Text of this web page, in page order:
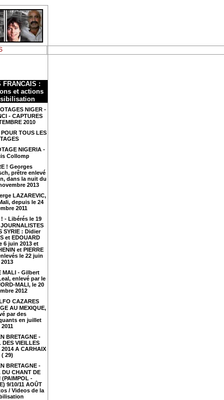
FRANCAIS :
et actions
NIGER -
- CAPTURES
2010
TOUS LES
NIGERIA -
Collomp
! Georges
prêtre enlevé
dans la nuit du
2013
LAZAREVIC,
depuis le 24
2011
! - Libérés le 19
SYRIE : Didier
et EDOUARD
6 juin 2013 et
et PIERRE
le 22 juin
2013
MALI - Gilbert
enlevé par le
MALI, le 20
2012
CAZARES
AU MEXIQUE,
par des
en juillet
2011
BRETAGNE -
DES VIEILLES
2014 A CARHAIX
( 29)
BRETAGNE -
DU CHANT DE
(PAIMPOL -
9/10/11 AOÛT
/ Videos de la